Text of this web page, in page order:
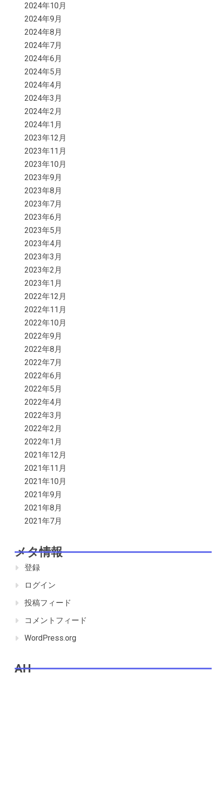
2024年10月
2024年9月
2024年8月
2024年7月
2024年6月
2024年5月
2024年4月
2024年3月
2024年2月
2024年1月
2023年12月
2023年11月
2023年10月
2023年9月
2023年8月
2023年7月
2023年6月
2023年5月
2023年4月
2023年3月
2023年2月
2023年1月
2022年12月
2022年11月
2022年10月
2022年9月
2022年8月
2022年7月
2022年6月
2022年5月
2022年4月
2022年3月
2022年2月
2022年1月
2021年12月
2021年11月
2021年10月
2021年9月
2021年8月
2021年7月
メタ情報
登録
ログイン
投稿フィード
コメントフィード
WordPress.org
AH